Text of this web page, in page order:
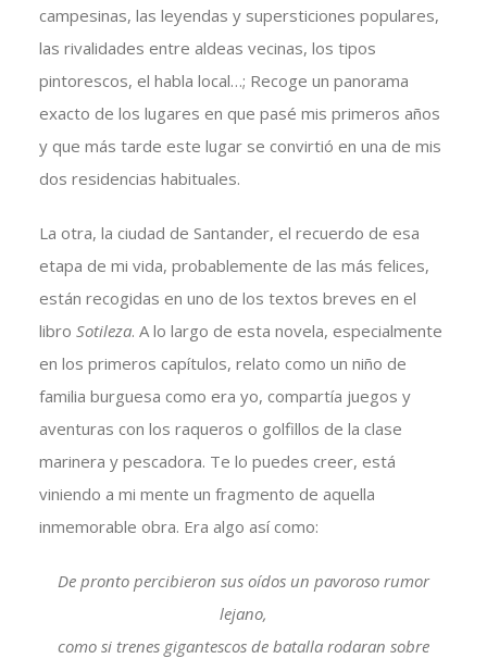
campesinas, las leyendas y supersticiones populares,
las rivalidades entre aldeas vecinas, los tipos
pintorescos, el habla local…; Recoge un panorama
exacto de los lugares en que pasé mis primeros años
y que más tarde este lugar se convirtió en una de mis
dos residencias habituales.
La otra, la ciudad de Santander, el recuerdo de esa
etapa de mi vida, probablemente de las más felices,
están recogidas en uno de los textos breves en el
libro Sotileza. A lo largo de esta novela, especialmente
en los primeros capítulos, relato como un niño de
familia burguesa como era yo, compartía juegos y
aventuras con los raqueros o golfillos de la clase
marinera y pescadora. Te lo puedes creer, está
viniendo a mi mente un fragmento de aquella
inmemorable obra. Era algo así como:
De pronto percibieron sus oídos un pavoroso rumor
lejano,
como si trenes gigantescos de batalla rodaran sobre